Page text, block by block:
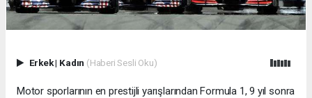
Erkek| Kadın (Haberi Sesli Oku)
Motor sporlarının en prestijli yarışlarından Formula 1, 9 yıl sonra